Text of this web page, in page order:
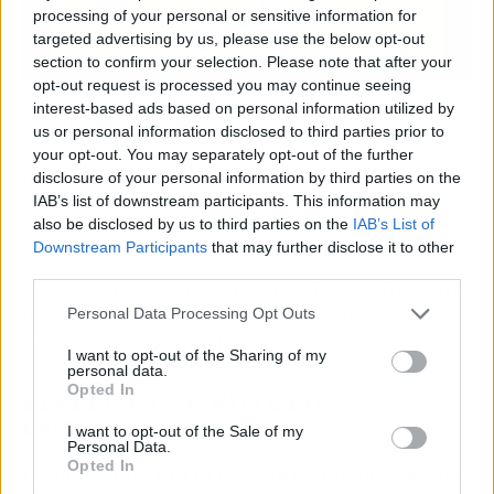
processing of your personal or sensitive information for
targeted advertising by us, please use the below opt-out
section to confirm your selection. Please note that after your
opt-out request is processed you may continue seeing
interest-based ads based on personal information utilized by
us or personal information disclosed to third parties prior to
your opt-out. You may separately opt-out of the further
disclosure of your personal information by third parties on the
IAB’s list of downstream participants. This information may
also be disclosed by us to third parties on the IAB’s List of
Downstream Participants that may further disclose it to other
Personal Data Processing Opt Outs
I want to opt-out of the Sharing of my
personal data.
Opted In
I want to opt-out of the Sale of my
Personal Data.
Opted In
Es un espectáculo bastante único, y ya lo era
antes de su nuevo disco. Sin embargo, el
impacto de sus nuevos sencillos hace que esta
peculiaridad se haga todavía más evidente.
Poco a poco los temas clásicos de una fiesta
española se desplazan con los propios, todo con
el reto eterno de una presentación en vivo para
un DJ, de hacer que muten y se transformen
durante la presentación.
ELYELLA Y SU FUTURO
INMEDIATO
De momento, ELYELLA está en plena gira, con